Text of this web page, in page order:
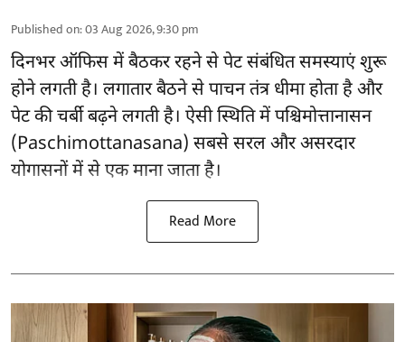
Published on:03 Aug 2026, 9:30 pm
दिनभर ऑफिस में बैठकर रहने से पेट संबंधित समस्याएं शुरू
होने लगती है। लगातार बैठने से पाचन तंत्र धीमा होता है और
पेट की चर्बी बढ़ने लगती है। ऐसी स्थिति में पश्चिमोत्तानासन
(Paschimottanasana) सबसे सरल औरअसरदार
योगासनोंमें से एक माना जाता है।
Read More